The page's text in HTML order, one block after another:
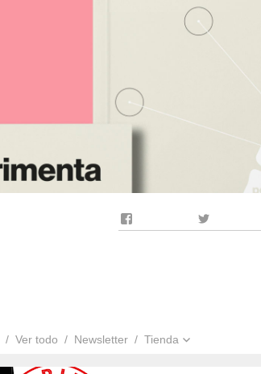
Ver todo Newsletter Tienda